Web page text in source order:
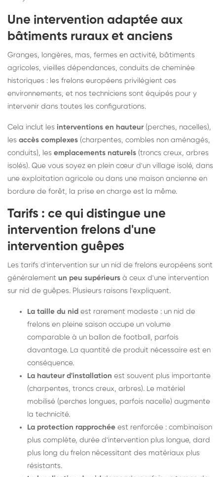
Une intervention adaptée aux
bâtiments ruraux et anciens
Granges, longères, mas, fermes en activité, bâtiments
agricoles, vieilles dépendances, conduits de cheminée
historiques : les frelons européens privilégient ces
environnements, et nos techniciens sont équipés pour y
intervenir dans toutes les configurations.
Cela inclut les interventions en hauteur (perches, nacelles),
les accès complexes (charpentes, combles non aménagés,
conduits), les emplacements naturels (troncs creux, arbres
isolés). Que vous soyez en plein cœur d'un village isolé, dans
une exploitation agricole ou dans une maison ancienne en
bordure de forêt, la prise en charge est la même.
Tarifs : ce qui distingue une
intervention frelons d'une
intervention guêpes
Les tarifs d'intervention sur un nid de frelons européens sont
généralement un peu supérieurs à ceux d'une intervention
sur nid de guêpes. Plusieurs raisons l'expliquent.
La taille du nid est rarement modeste : un nid de
frelons en pleine saison occupe un volume
comparable à un ballon de football, parfois
davantage. La quantité de produit nécessaire est en
conséquence.
La hauteur d'installation est souvent plus importante
(charpentes, troncs creux, arbres). Le matériel
mobilisé (perches longues, parfois nacelle) augmente
la technicité.
La protection rapprochée est renforcée : combinaison
plus complète, durée d'intervention plus longue, dard
plus long du frelon nécessitant des matériaux plus
résistants.